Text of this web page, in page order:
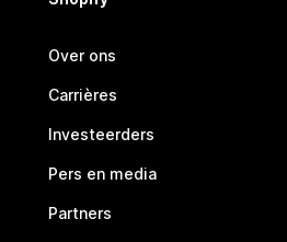
Over ons
Carrières
Investeerders
Pers en media
Partners